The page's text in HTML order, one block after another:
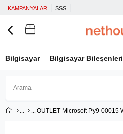
KAMPANYALAR SSS
Bilgisayar Bilgisayar Bileşenleri
Üye Ol